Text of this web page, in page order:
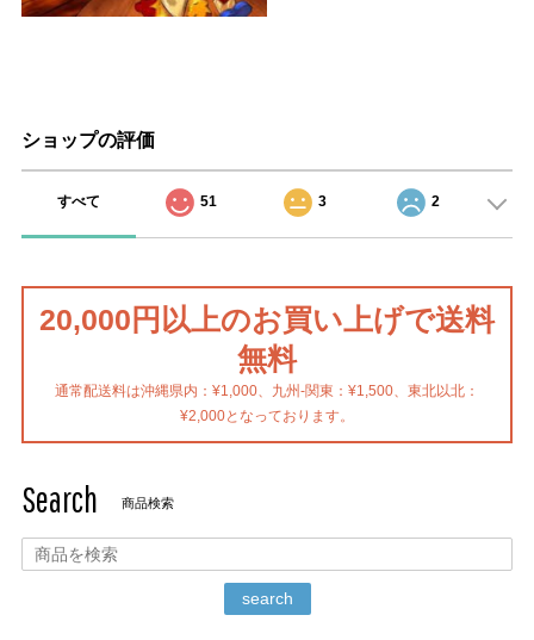
ショップの評価
すべて 51 3 2
20,000円以上のお買い上げで送料
無料
通常配送料は沖縄県内：¥1,000、九州-関東：¥1,500、東北以北：
¥2,000となっております。
Search 商品検索
search